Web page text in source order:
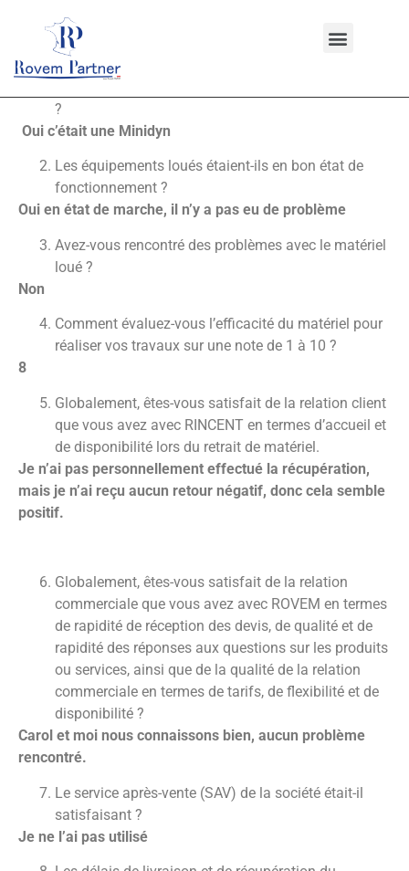
22 juin 2023
?
Oui c’était une Minidyn
Les équipements loués étaient-ils en bon état de
fonctionnement ?
Oui en état de marche, il n’y a pas eu de problème
Avez-vous rencontré des problèmes avec le matériel
loué ?
Non
Comment évaluez-vous l’efficacité du matériel pour
réaliser vos travaux sur une note de 1 à 10 ?
8
Globalement, êtes-vous satisfait de la relation client
que vous avez avec RINCENT en termes d’accueil et
de disponibilité lors du retrait de matériel.
Je n’ai pas personnellement effectué la récupération,
mais je n’ai reçu aucun retour négatif, donc cela semble
positif.
Globalement, êtes-vous satisfait de la relation
commerciale que vous avez avec ROVEM en termes
de rapidité de réception des devis, de qualité et de
rapidité des réponses aux questions sur les produits
ou services, ainsi que de la qualité de la relation
commerciale en termes de tarifs, de flexibilité et de
disponibilité ?
Carol et moi nous connaissons bien, aucun problème
rencontré.
Le service après-vente (SAV) de la société était-il
satisfaisant ?
Je ne l’ai pas utilisé